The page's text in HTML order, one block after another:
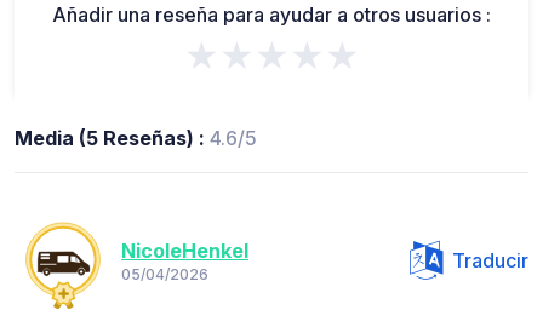
Añadir una reseña para ayudar a otros usuarios :
★★★★★
Media (5 Reseñas) : 4.6/5
NicoleHenkel
05/04/2026
Traducir